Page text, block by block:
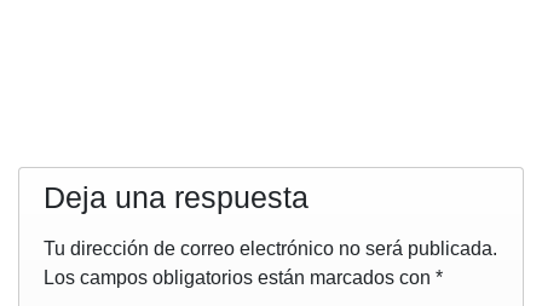
Deja una respuesta
Tu dirección de correo electrónico no será publicada.
Los campos obligatorios están marcados con *